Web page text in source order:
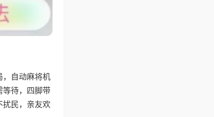
，自动麻将机
等待，四脚带
民，亲友欢